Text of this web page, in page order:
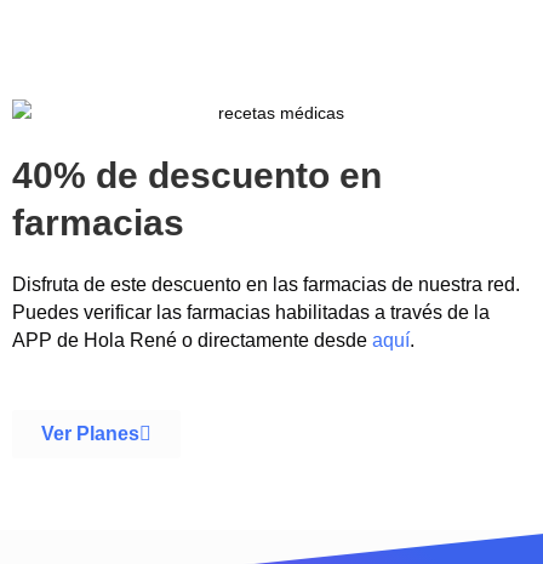
40% de descuento en
farmacias
Disfruta de este descuento en las farmacias de nuestra red.
Puedes verificar las farmacias habilitadas a través de la
APP de Hola René o directamente desde aquí.
Ver Planes